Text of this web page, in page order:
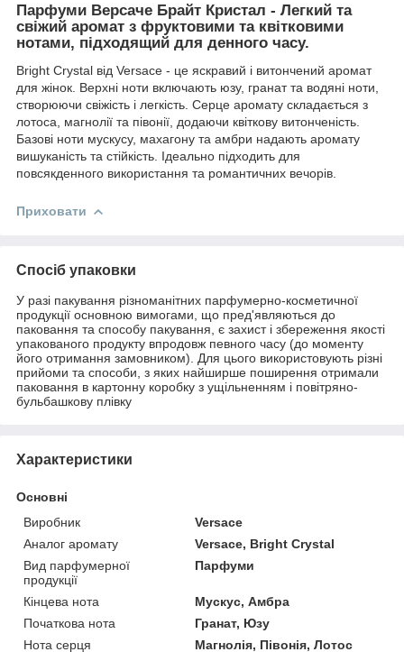
Парфуми Версаче Брайт Кристал - Легкий та
свіжий аромат з фруктовими та квітковими
нотами, підходящий для денного часу.
Bright Crystal від Versace - це яскравий і витончений аромат
для жінок. Верхні ноти включають юзу, гранат та водяні ноти,
створюючи свіжість і легкість. Серце аромату складається з
лотоса, магнолії та півонії, додаючи квіткову витонченість.
Базові ноти мускусу, махагону та амбри надають аромату
вишуканість та стійкість. Ідеально підходить для
повсякденного використання та романтичних вечорів.
Приховати
Спосіб упаковки
У разі пакування різноманітних парфумерно-косметичної
продукції основною вимогами, що пред'являються до
паковання та способу пакування, є захист і збереження якості
упакованого продукту впродовж певного часу (до моменту
його отримання замовником). Для цього використовують різні
прийоми та способи, з яких найширше поширення отримали
паковання в картонну коробку з ущільненням і повітряно-
бульбашкову плівку
Характеристики
Основні
Виробник
Versace
Аналог аромату
Versace, Bright Crystal
Вид парфумерної
продукції
Парфуми
Кінцева нота
Мускус, Амбра
Початкова нота
Гранат, Юзу
Нота серця
Магнолія, Півонія, Лотос